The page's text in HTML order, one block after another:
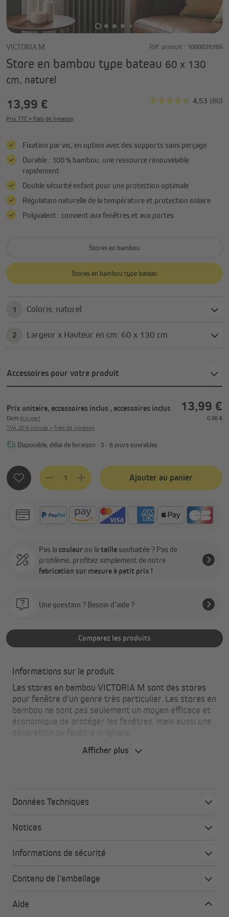
VICTORIA M Réf. produit : 1000025786
Store en bambou type bateau 60 x 130
cm, naturel
13,99 €
Prix TTC + frais de livraison
Fixation par vis, en option avec des supports sans perçage
Durable : 100 % bambou, une ressource renouvelable
rapidement
Double sécurité enfant pour une protection optimale
Régulation naturelle de la température et protection solaire
Polyvalent : convient aux fenêtres et aux portes
Stores en bambou
Stores en bambou type bateau
1 Coloris: naturel
2 Largeur x Hauteur en cm: 60 x 130 cm
Accessoires pour votre produit
Prix unitaire, accessoires inclus , accessoires inclus 13,99 €
Dont éco-part
0,06 €
TVA 20 % incluse + frais de livraison
Disponible, délai de livraison : 3 - 6 jours ouvrables
Quantité de produit : Entrez la quantité souhaitée ou
Ajouter au panier
Pas la couleur ou lataille souhaitée ? Pas de
problème, profitez simplement de notre
fabrication sur mesure à petit prix !
Une question ? Besoin d’aide ?
Comparez les produits
Informations sur le produit
Les stores en bambou VICTORIA M sont des stores
pour fenêtre d'un genre très particulier. Les stores en
bambou ne sont pas seulement un moyen efficace et
économique de protéger les fenêtres, mais aussi une
termes de forme, de couleur et de texture, de sorte
autre. La stabilité aux UV ou la résistance à la lumière peut
pas possible à cet égard. Veuillez noter que ce produit est
uniquement destiné à une utilisation en intérieur et non
Afficher plus
Données Techniques
Notices
Informations de sécurité
Contenu de l’emballage
Aide